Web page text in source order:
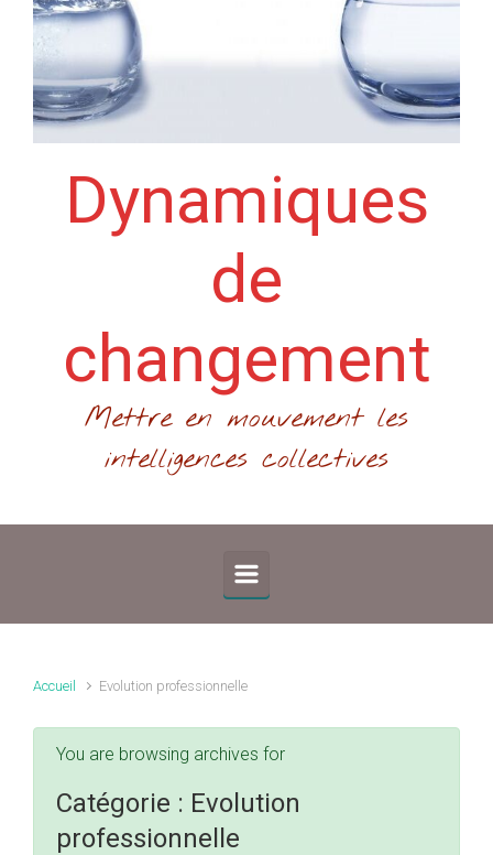
Dynamiques
de
changement
Mettre en mouvement les
intelligences collectives
Accueil Evolution professionnelle
You are browsing archives for
Catégorie : Evolution
professionnelle